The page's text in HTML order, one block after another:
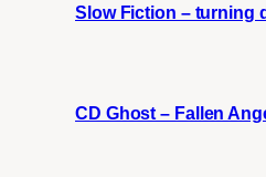
Slow Fiction – turning
CD Ghost – Fallen